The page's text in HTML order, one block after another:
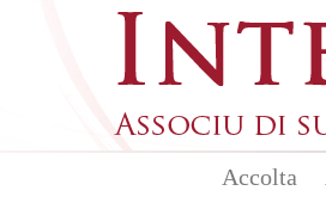
Accolta